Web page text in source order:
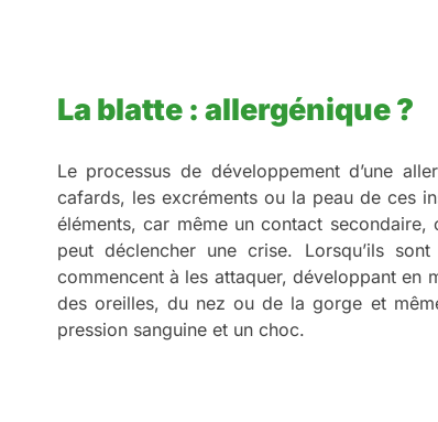
La blatte : allergénique ?
Le processus de développement d’une
cafards, les excréments ou la peau de ces
éléments, car même un contact
peut déclencher une crise. Lorsqu’ils
commencent à les attaquer, développant en
des oreilles, du nez ou de la gorge et
pression sanguine et un choc.